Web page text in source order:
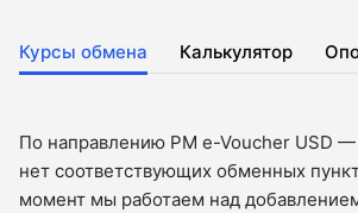
Курсы обмена Калькулятор
По направлению PM e-Voucher USD —
нет соответствующих обменных
момент мы работаем над